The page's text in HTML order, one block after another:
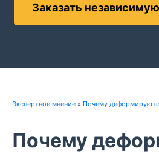
Заказать
Экспертное мнение » Почему
Почему